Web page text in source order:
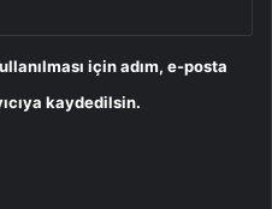
için adım, e-posta
kaydedilsin.